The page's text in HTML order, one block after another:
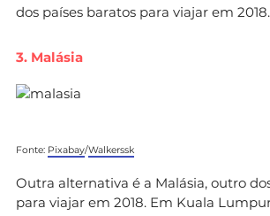
dos países baratos para viajar em 2018.
3. Malásia
Fonte: Pixabay/Walkerssk
Outra alternativa é a Malásia, outro
para viajar em 2018. Em Kuala